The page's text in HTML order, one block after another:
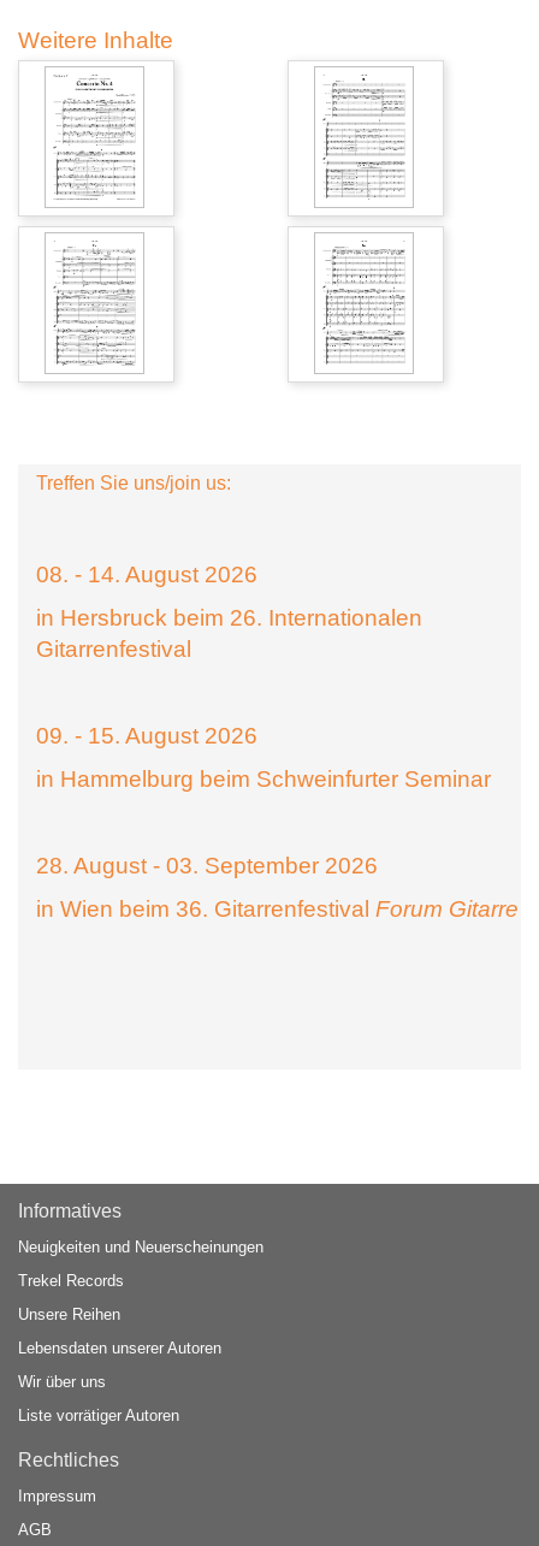
Weitere Inhalte
Treffen Sie uns/join us:
08. - 14. August 2026
in Hersbruck beim 26. Internationalen
Gitarrenfestival
09. - 15. August 2026
in Hammelburg beim Schweinfurter Seminar
28. August - 03. September 2026
in Wien beim 36. Gitarrenfestival Forum Gitarre
Informatives
Neuigkeiten und Neuerscheinungen
Trekel Records
Unsere Reihen
Lebensdaten unserer Autoren
Wir über uns
Liste vorrätiger Autoren
Rechtliches
Impressum
AGB